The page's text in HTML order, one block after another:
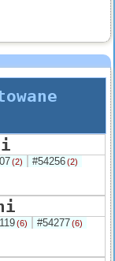
(2) #54256(2)
(6) #54277(6)